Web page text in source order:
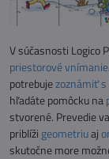
V súčasnosti Logico
priestorové vnímanie
potrebujezoznámiť
hľadáte pomôcku na
stvorené. Prevedie
priblíži geometriuaj
skutočne more